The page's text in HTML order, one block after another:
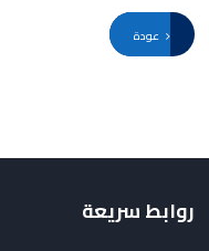
روابط سريعة